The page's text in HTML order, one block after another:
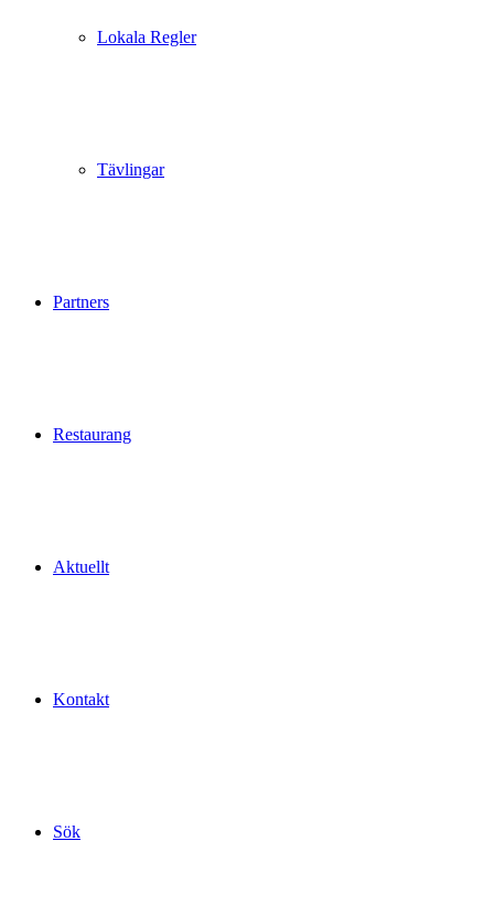
Lokala Regler
Tävlingar
Partners
Restaurang
Aktuellt
Kontakt
Sök